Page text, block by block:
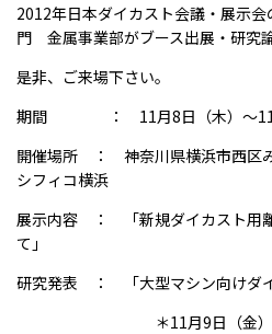
2012年日本ダイカスト会議・展示
門 金属事業部がブース出展・研究
是非、ご来場下さい。
期間 ： 11月8日（木）～11月
開催場所 ： 神奈川県横浜市西区
シフィコ横浜
展示内容 ： 「新規ダイカスト用
て」
研究発表 ： 「大型マシン向けダイ
＊11月9日（金）